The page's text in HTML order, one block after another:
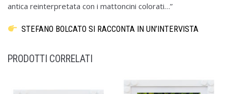
antica reinterpretata con i mattoncini colorati…”
STEFANO BOLCATO SI RACCONTA IN UN’INTERVISTA
PRODOTTI CORRELATI